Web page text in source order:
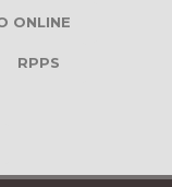
ONLINE
RPPS